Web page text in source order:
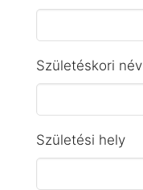
Születéskori név
Születési hely